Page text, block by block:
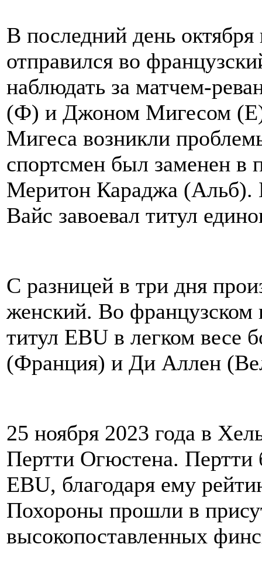
В последний день
отправился во
наблюдать за матчем-
(Ф) и Джоном Мигесом (Е),
Мигеса возникли
спортсмен был заменен в
Меритон Караджа (Альб).
Вайс завоевал титул
С разницей в три дня
женский. Во французском
титул EBU в легком весе
(Франция) и Ди Аллен
25 ноября 2023 года в
Пертти Огюстена.
EBU, благодаря ему
Похороны прошли в
высокопоставленных